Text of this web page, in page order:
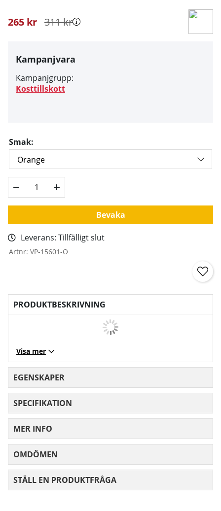
311kr
265 kr
Kampanjvara
Kampanjgrupp:
Kosttillskott
Smak:
Bevaka
Leverans: Tillfälligt slut
Artnr: VP-15601-O
PRODUKTBESKRIVNING
Visa mer
EGENSKAPER
SPECIFIKATION
MER INFO
OMDÖMEN
STÄLL EN PRODUKTFRÅGA